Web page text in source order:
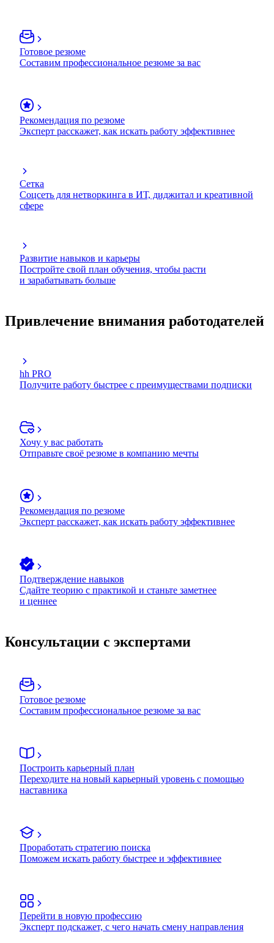
Готовое резюме
Составим профессиональное резюме за вас
Рекомендация по резюме
Эксперт расскажет, как искать работу эффективнее
Сетка
Соцсеть для нетворкинга в ИТ, диджитал и креативной
сфере
Развитие навыков и карьеры
Постройте свой план обучения, чтобы расти
и зарабатывать больше
Привлечение внимания работодателей
hh PRO
Получите работу быстрее с преимуществами подписки
Хочу у вас работать
Отправьте своё резюме в компанию мечты
Рекомендация по резюме
Эксперт расскажет, как искать работу эффективнее
Подтверждение навыков
Сдайте теорию с практикой и станьте заметнее
и ценнее
Консультации с экспертами
Готовое резюме
Составим профессиональное резюме за вас
Построить карьерный план
Переходите на новый карьерный уровень с помощью
наставника
Проработать стратегию поиска
Поможем искать работу быстрее и эффективнее
Перейти в новую профессию
Эксперт подскажет, с чего начать смену направления